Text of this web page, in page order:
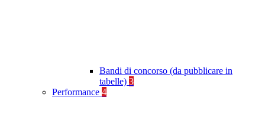
Bandi di concorso (da pubblicare in
tabelle) 3
Performance 4